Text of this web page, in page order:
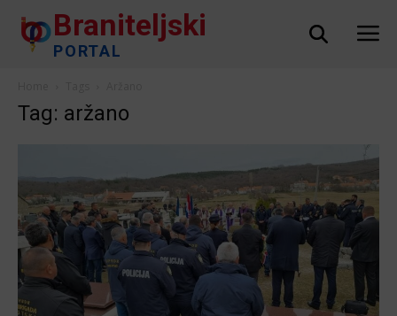
Braniteljski
PORTAL
Tag: aržano